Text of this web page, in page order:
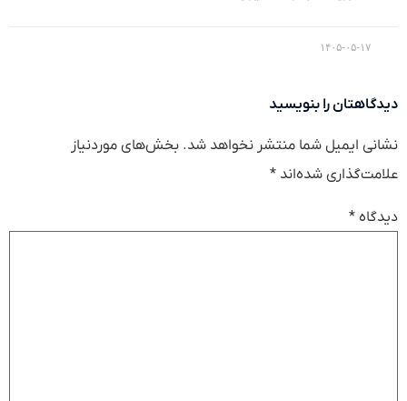
۱۴۰۵-۰۵-۱۷
دیدگاهتان را بنویسید
نشانی ایمیل شما منتشر نخواهد شد. بخش‌های موردنیاز
علامت‌گذاری شده‌اند *
دیدگاه *